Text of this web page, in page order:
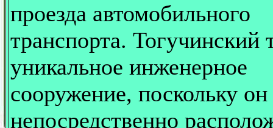
проезда автомобильного
транспорта. Тогучинский
уникальное инженерное
сооружение, поскольку он
непосредственно